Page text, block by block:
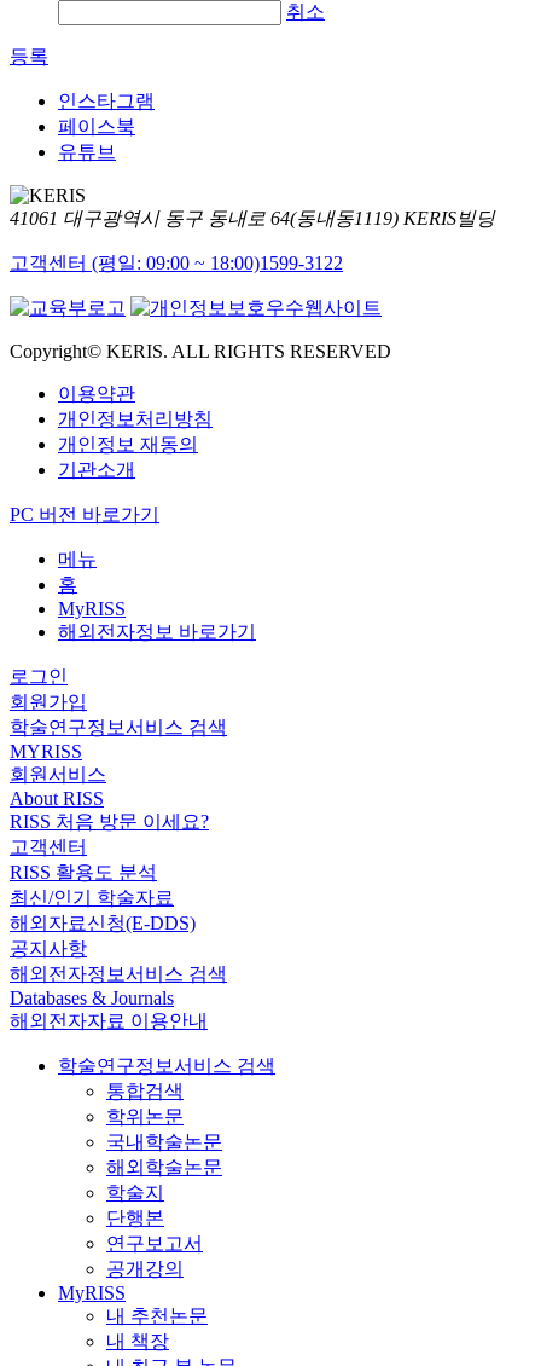
취소
등록
인스타그램
페이스북
유튜브
41061 대구광역시 동구 동내로 64(동내동1119) KERIS빌딩
고객센터 (평일: 09:00 ~ 18:00)1599-3122
Copyright© KERIS. ALL RIGHTS RESERVED
이용약관
개인정보처리방침
개인정보 재동의
기관소개
PC 버전 바로가기
메뉴
홈
MyRISS
해외전자정보 바로가기
로그인
회원가입
학술연구정보서비스 검색
MYRISS
회원서비스
About RISS
RISS 처음 방문 이세요?
고객센터
RISS 활용도 분석
최신/인기 학술자료
해외자료신청(E-DDS)
공지사항
해외전자정보서비스 검색
Databases & Journals
해외전자자료 이용안내
학술연구정보서비스 검색
통합검색
학위논문
국내학술논문
해외학술논문
학술지
단행본
연구보고서
공개강의
MyRISS
내 추천논문
내 책장